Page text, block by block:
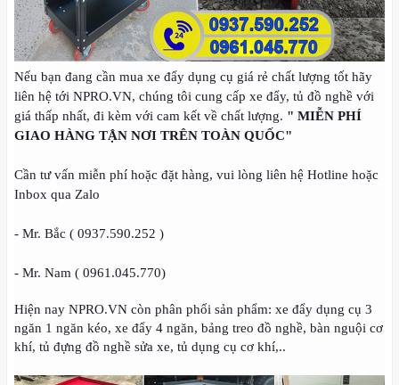
Nếu bạn đang cần mua xe đẩy dụng cụ giá rẻ chất lượng tốt hãy
liên hệ tới NPRO.VN, chúng tôi cung cấp xe đẩy, tủ đồ nghề với
giá thấp nhất, đi kèm với cam kết về chất lượng. " MIỄN PHÍ
GIAO HÀNG TẬN NƠI TRÊN TOÀN QUỐC"
Cần tư vấn miễn phí hoặc đặt hàng, vui lòng liên hệ Hotline hoặc
Inbox qua Zalo
- Mr. Bắc ( 0937.590.252 )
- Mr. Nam ( 0961.045.770)
Hiện nay NPRO.VN còn phân phối sản phẩm: xe đẩy dụng cụ 3
ngăn 1 ngăn kéo, xe đẩy 4 ngăn, bảng treo đồ nghề, bàn nguội cơ
khí, tủ đựng đồ nghề sửa xe, tủ dụng cụ cơ khí,..